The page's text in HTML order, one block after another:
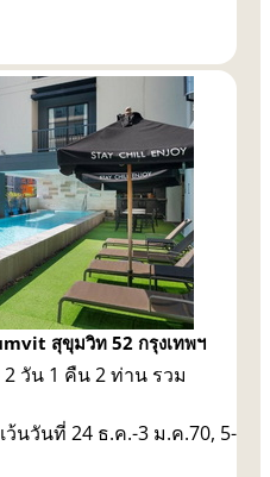
สุขุมวิท 52 กรุงเทพฯ
วัน 1 คืน 2 ท่าน รวม
ว้นวันที่ 24 ธ.ค.-3 ม.ค.70, 5-